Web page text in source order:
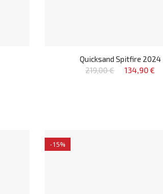
Quicksand Spitfire 2024
219,00 €
134,90 €
-15%